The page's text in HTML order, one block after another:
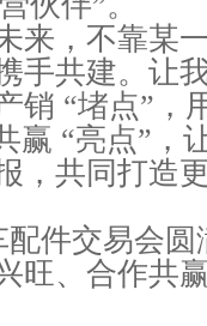
来，不靠某
手共建。让
销 “堵点”，
赢 “亮点”，
，共同打造
件交易会
旺、合作共